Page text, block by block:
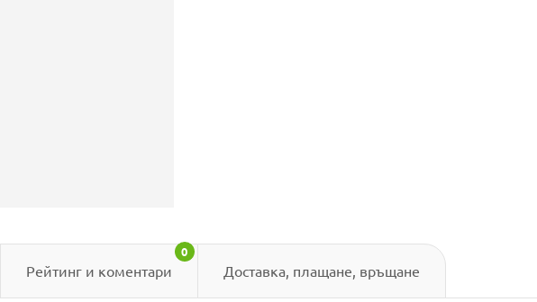
Рейтинг и коментари
0
Доставка, плащане, връщане